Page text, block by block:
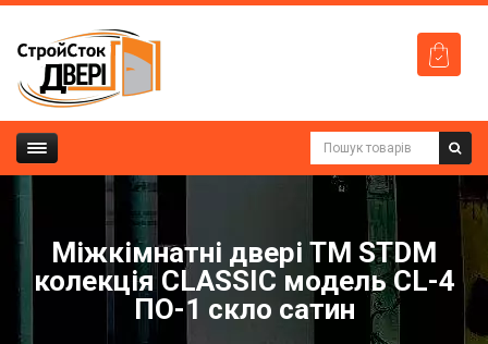
Міжкімнатні двері ТМ STDM
колекція CLASSIC модель СL-4
ПО-1 скло сатин